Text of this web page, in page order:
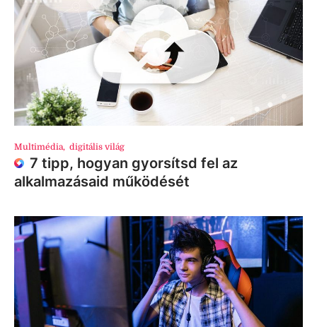
Multimédia, digitális világ
7 tipp, hogyan gyorsítsd fel az
alkalmazásaid működését